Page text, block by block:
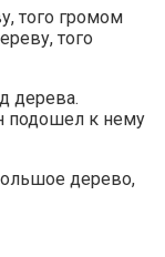
того громом
того
дерева.
подошел к нему
дерево,